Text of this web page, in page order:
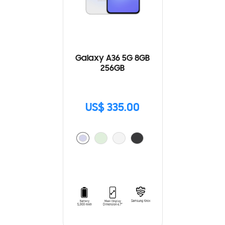
Galaxy A36 5G 8GB
256GB
US$ 335.00